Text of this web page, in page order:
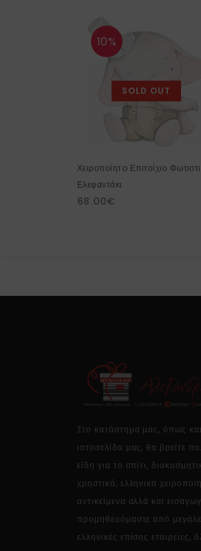
10%
SOLD OUT
Χειροποίητo Επιτοίχιο
Ελεφαντάκι
68.00€
Στο κατάστημα μας, όπως
ιστοσελίδα μας, θα βρείτε
είδη για το σπίτι,
χρηστικά, ελληνικά
αντικείμενα αλλά και
προμηθευόμαστε από
ελληνικές επίσης εταιρείες,